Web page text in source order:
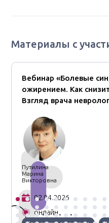
Материалы с
Вебинар «Болевые
ожирением. Как
Взгляд врача
Путилина
Марина
Викторовна
02.04.2026
онлайн